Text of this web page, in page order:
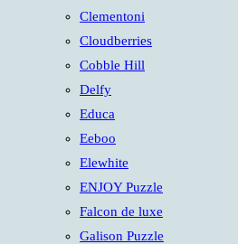
Clementoni
Cloudberries
Cobble Hill
Delfy
Educa
Eeboo
Elewhite
ENJOY Puzzle
Falcon de luxe
Galison Puzzle